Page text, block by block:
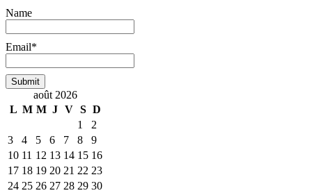
Name
Email*
août 2026
L M M J V S D
1
2
3
4 5 6 7 8
9
10 11 12 13 14 15 16
17 18 19 20 21 22 23
24 25 26 27 28 29 30